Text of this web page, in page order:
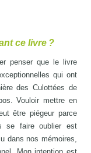
ce livre ?
penser que le livre
qui ont
des Culottées de
Vouloir mettre en
être piégeur parce
se faire oublier est
dans nos mémoires,